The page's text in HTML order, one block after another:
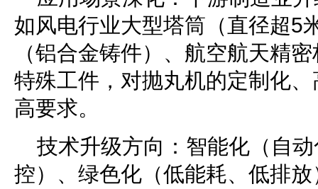
如风电行业大型塔筒（直径超5
（铝合金铸件）、航空航天精
特殊工件，对抛丸机的定制化
高要求。
技术升级方向：智能化（自
控）、绿色化（低能耗、低排